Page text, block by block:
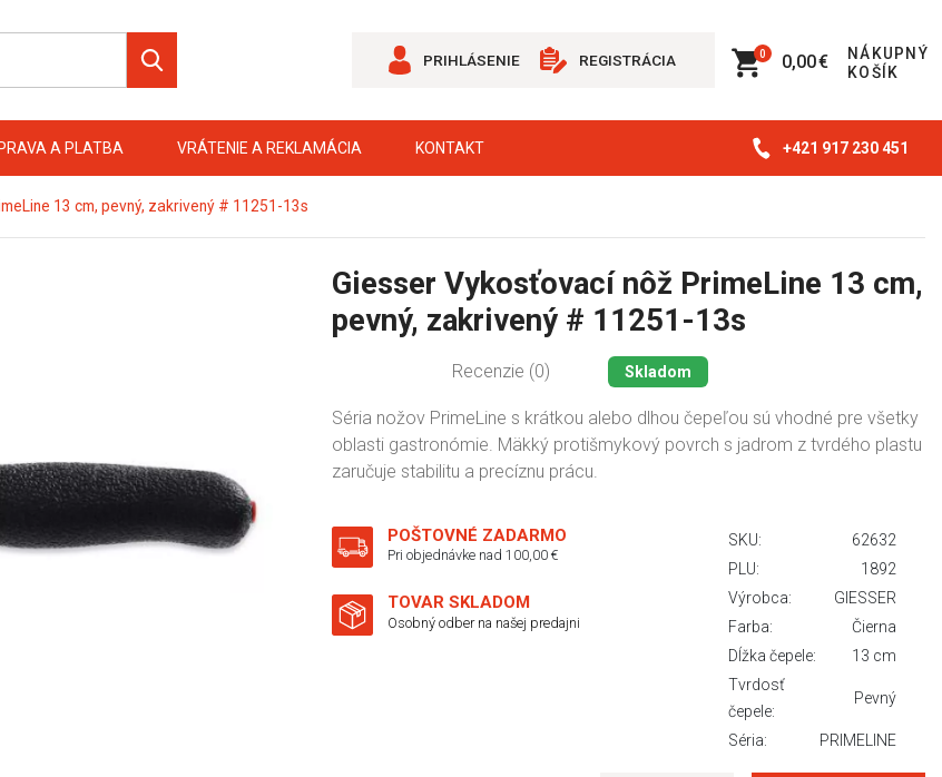
PRIHLÁSENIE REGISTRÁCIA 0,00 €
NÁKUPNÝ
KOŠÍK
0
A PLATBA VRÁTENIE A REKLAMÁCIA KONTAKT +421 917 230 451
13 cm, pevný, zakrivený # 11251-13s
Giesser Vykosťovací nôž PrimeLine 13 cm,
pevný, zakrivený # 11251-13s
Recenzie (0) Skladom
Séria nožov PrimeLine s krátkou alebo dlhou čepeľou sú vhodné pre všetky
oblasti gastronómie. Mäkký protišmykový povrch s jadrom z tvrdého plastu
zaručuje stabilitu a precíznu prácu.
POŠTOVNÉ ZADARMO
Pri objednávke nad 100,00 €
TOVAR SKLADOM
Osobný odber na našej predajni
SKU:
62632
PLU:
1892
Výrobca:
GIESSER
Farba:
Čierna
Dĺžka čepele:
13 cm
Tvrdosť
čepele:
Pevný
Séria: PRIMELINE